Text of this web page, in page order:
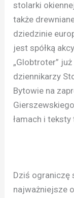
stolarki
także
dziedzinie
jest spółką
„Globtroter”
dziennikarzy
Bytowie na
łamach i
Dziś ograniczę
najważniejsze